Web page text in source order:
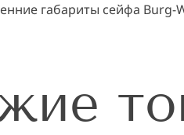
габариты сейфа Burg-